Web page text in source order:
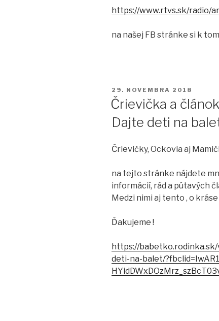
https://www.rtvs.sk/radio/
na našej FB stránke si k
PUBLIKOVANÉ
29. NOVEMBRA 2018
Črievička a
Dajte deti na
Črievičky, Ockovia aj
na tejto stránke nájdete
informácií, rád a pútavých
Medzi nimi aj tento , o
Ďakujeme !
https://
deti-na-balet/